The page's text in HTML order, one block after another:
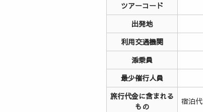
ツアーコード
出発地
利用交通機関
添乗員
最少催行人員
旅行代金に含まれる
もの
宿泊